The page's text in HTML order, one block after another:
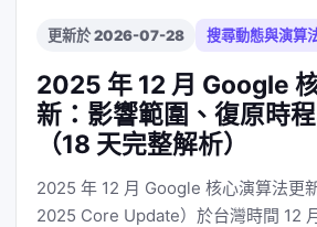
更新於 2026-07-28 搜尋動態與演算
2025 年 12 月 Google
新：影響範圍、復原時
（18 天完整解析）
2025 年 12 月 Google 核心演算法更
2025 Core Update）於台灣時間 12